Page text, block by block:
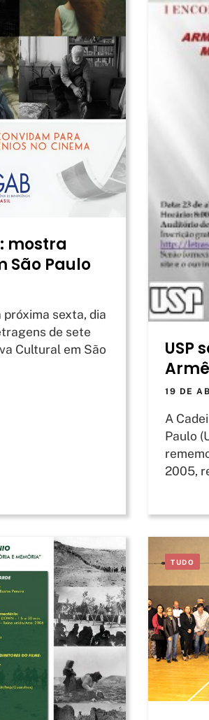
mostra
São Paulo
sexta, dia
de sete
Cultural em São
USP
19 DE
A
Paulo
2005,
TUDO